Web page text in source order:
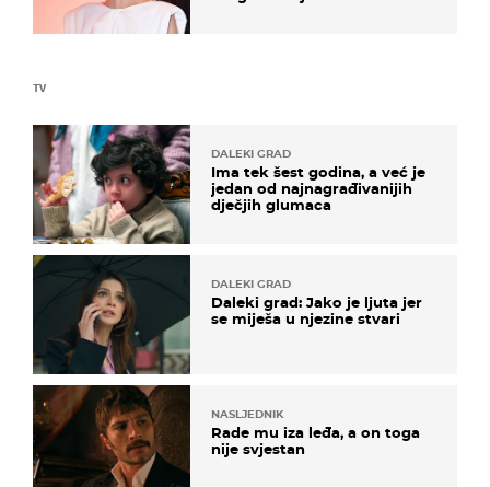
TV
DALEKI GRAD
Ima tek šest godina, a već je
jedan od najnagrađivanijih
dječjih glumaca
DALEKI GRAD
Daleki grad: Jako je ljuta jer
se miješa u njezine stvari
NASLJEDNIK
Rade mu iza leđa, a on toga
nije svjestan